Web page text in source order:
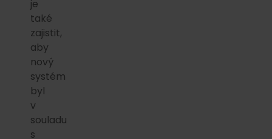
je
také
zajistit,
aby
nový
systém
byl
v
souladu
s